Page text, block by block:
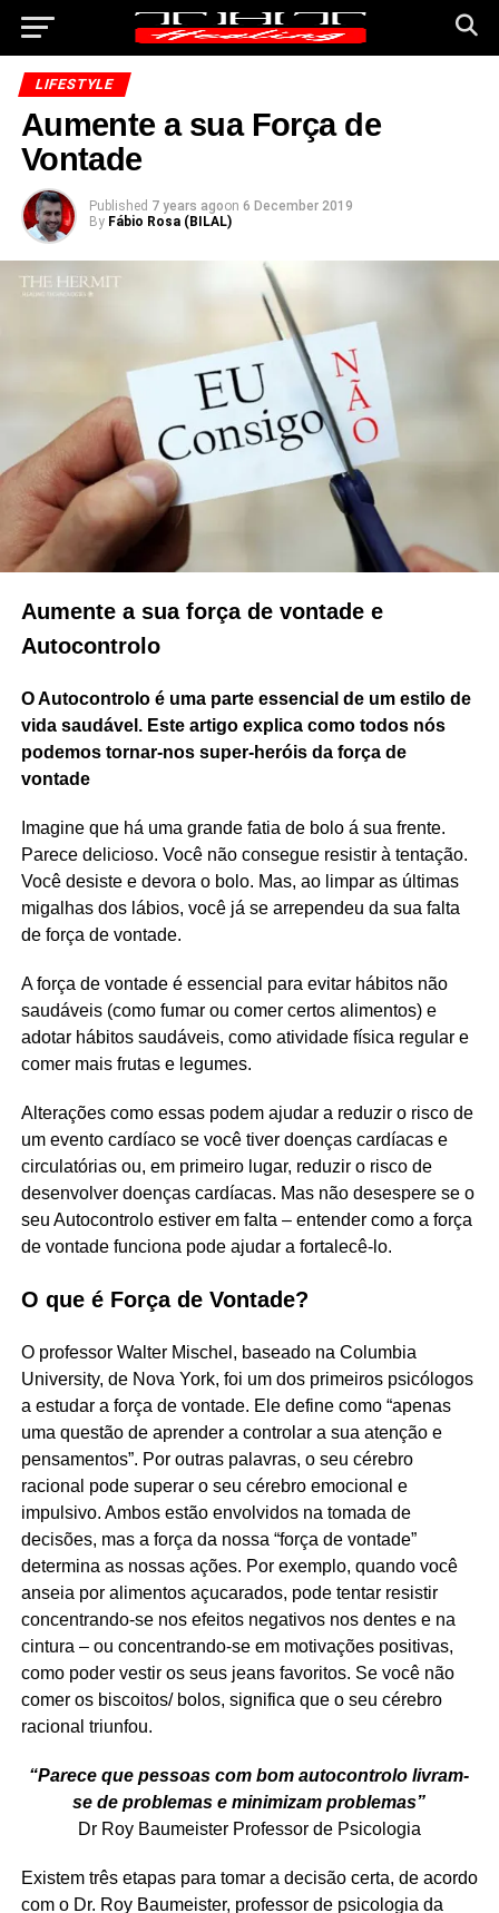
LIFESTYLE
Aumente a sua Força de
Vontade
Published 7 years agoon 6 December 2019
By Fábio Rosa (BILAL)
Aumente a sua força de vontade e
Autocontrolo
O Autocontrolo é uma parte essencial de um estilo de
vida saudável. Este artigo explica como todos nós
podemos tornar-nos super-heróis da força de
vontade
Imagine que há uma grande fatia de bolo á sua frente.
Parece delicioso. Você não consegue resistir à tentação.
Você desiste e devora o bolo. Mas, ao limpar as últimas
migalhas dos lábios, você já se arrependeu da sua falta
de força de vontade.
A força de vontade é essencial para evitar hábitos não
saudáveis (como fumar ou comer certos alimentos) e
adotar hábitos saudáveis, como atividade física regular e
comer mais frutas e legumes.
Alterações como essas podem ajudar a reduzir o risco de
um evento cardíaco se você tiver doenças cardíacas e
circulatórias ou, em primeiro lugar, reduzir o risco de
desenvolver doenças cardíacas. Mas não desespere se o
seu Autocontrolo estiver em falta – entender como a força
de vontade funciona pode ajudar a fortalecê-lo.
O que é Força de Vontade?
O professor Walter Mischel, baseado na Columbia
University, de Nova York, foi um dos primeiros psicólogos
a estudar a força de vontade. Ele define como “apenas
uma questão de aprender a controlar a sua atenção e
pensamentos”. Por outras palavras, o seu cérebro
racional pode superar o seu cérebro emocional e
impulsivo. Ambos estão envolvidos na tomada de
decisões, mas a força da nossa “força de vontade”
determina as nossas ações. Por exemplo, quando você
anseia por alimentos açucarados, pode tentar resistir
concentrando-se nos efeitos negativos nos dentes e na
cintura – ou concentrando-se em motivações positivas,
como poder vestir os seus jeans favoritos. Se você não
comer os biscoitos/ bolos, significa que o seu cérebro
racional triunfou.
“Parece que pessoas com bom autocontrolo livram-
se de problemas e minimizam problemas”
Dr Roy Baumeister Professor de Psicologia
Existem três etapas para tomar a decisão certa, de acordo
com o Dr. Roy Baumeister, professor de psicologia da